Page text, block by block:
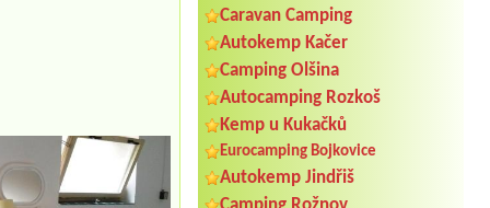
Caravan Camping
Autokemp Kačer
Camping Olšina
Autocamping Rozkoš
Kemp u Kukačků
Eurocamping Bojkovice
Autokemp Jindřiš
Termin ab 2026-08-01 |